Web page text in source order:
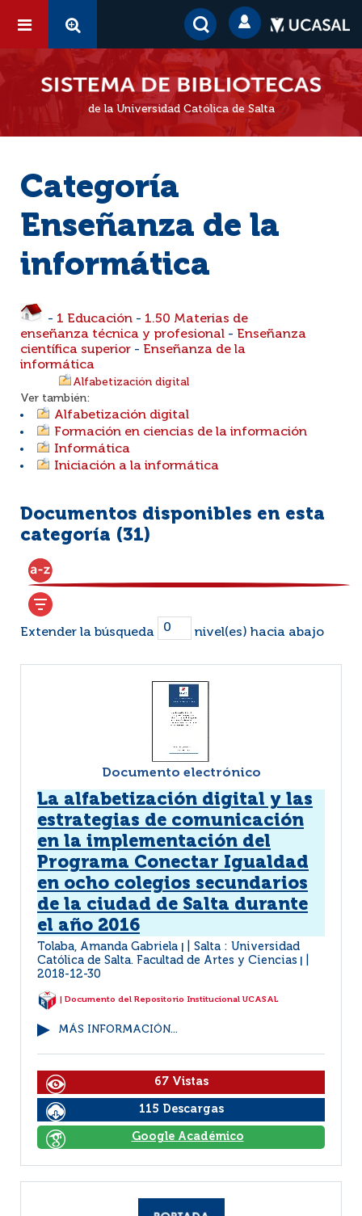
de la Universidad Católica de Salta
Categoría
Enseñanza de la
informática
- 1 Educación - 1.50 Materias de
enseñanza técnica y profesional - Enseñanza
científica superior - Enseñanza de la
informática
Alfabetización digital
Ver también:
Alfabetización digital
Formación en ciencias de la información
Informática
Iniciación a la informática
Documentos disponibles en esta
categoría (31)
Extender la búsqueda nivel(es) hacia abajo
Documento electrónico
La alfabetización digital y las
estrategias de comunicación
en la implementación del
Programa Conectar Igualdad
en ocho colegios secundarios
de la ciudad de Salta durante
el año 2016
Tolaba, Amanda Gabriela
Salta : Universidad
Católica de Salta. Facultad de Artes y Ciencias
2018-12-30
| Documento del Repositorio Institucional UCASAL
MÁS INFORMACIÓN...
67 Vistas
115 Descargas
Google Académico